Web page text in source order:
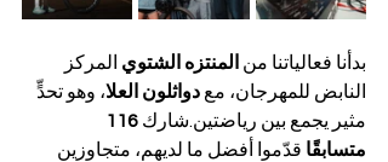
بدأنا فعالياتنا من المنتزه الشتوي المركز
النابض للمهرجان، مع دواثلون العلا، وهو تحدٍّ
مثير يجمع بين رياضتين.شارك
متسابقًا قدّموا أفضل ما لديهم، متجاوزين